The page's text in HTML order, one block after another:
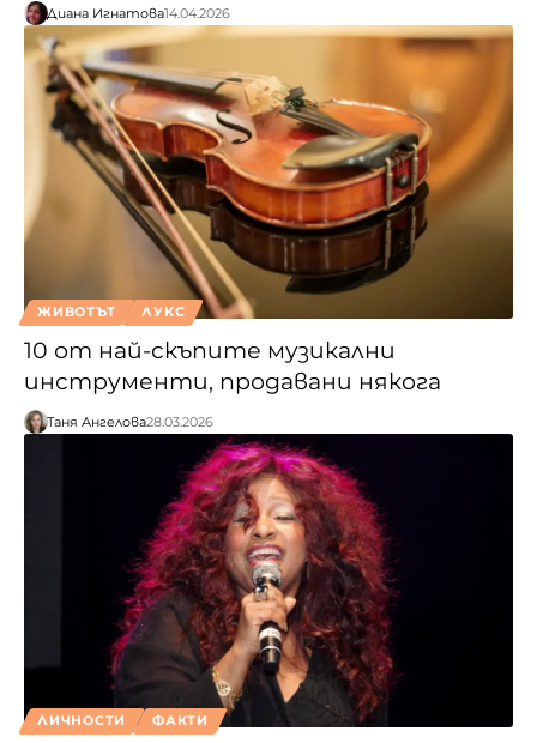
Диана Игнатова14.04.2026
ЖИВОТЪТ ЛУКС
10 от най-скъпите музикални
инструменти, продавани някога
Таня Ангелова28.03.2026
ЛИЧНОСТИ ФАКТИ